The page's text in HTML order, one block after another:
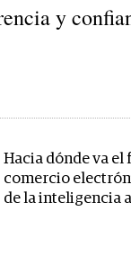
y
Hacia dónde va el
comercio
de la inteligencia